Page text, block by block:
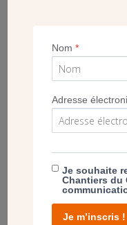
SAINT CHARLES
BÉNÉDICTION
Nom*
Adresse
Je souhaite
Chantiers du
Je m’inscris !